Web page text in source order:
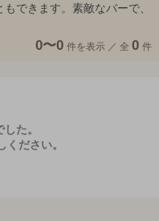
できます。素敵なバーで、
0〜0 件を表示 ／ 全 0 件
た。
ださい。